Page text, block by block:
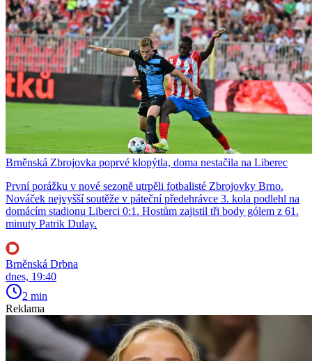
Brněnská Zbrojovka poprvé klopýtla, doma nestačila na Liberec
První porážku v nové sezoně utrpěli fotbalisté Zbrojovky Brno.
Nováček nejvyšší soutěže v páteční předehrávce 3. kola podlehl na
domácím stadionu Liberci 0:1. Hostům zajistil tři body gólem z 61.
minuty Patrik Dulay.
Brněnská Drbna
dnes, 19:40
2 min
Reklama